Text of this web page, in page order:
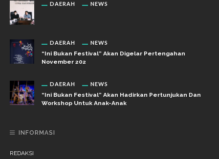
DAERAH NEWS
DAERAH NEWS
“Ini Bukan Festival” Akan Digelar Pertengahan
November 202
DAERAH NEWS
“Ini Bukan Festival” Akan Hadirkan Pertunjukan Dan
Workshop Untuk Anak-Anak
INFORMASI
REDAKSI